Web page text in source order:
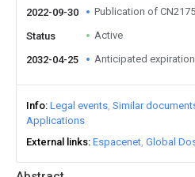
2022-09-30 Publication of
Status Active
2032-04-25 Anticipated expiration
Info Legal events Similar
Applications
External links Espacenet Global